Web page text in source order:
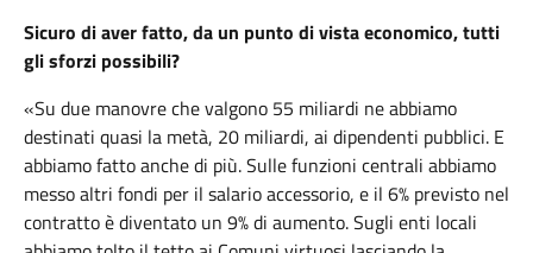
Sicuro di aver fatto, da un punto di vista economico, tutti
gli sforzi possibili?
«Su due manovre che valgono 55 miliardi ne abbiamo
destinati quasi la metà, 20 miliardi, ai dipendenti pubblici. E
abbiamo fatto anche di più. Sulle funzioni centrali abbiamo
messo altri fondi per il salario accessorio, e il 6% previsto nel
contratto è diventato un 9% di aumento. Sugli enti locali